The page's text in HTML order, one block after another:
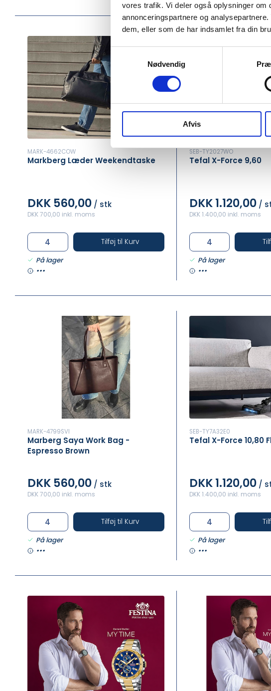
vores trafik. Vi deler også oplysninger om
annonceringspartnere og
dem, eller som de har indsamlet fra din
Nødvendig
Afvis
MARK-4662COW
Markberg Læder Weekendtaske
DKK 560,00 / stk
DKK 700,00 inkl. moms
Tilføj til Kurv
På lager
•••
SEB-TY2027WO
Tefal X-Force 9,60
DKK 1.120,00 /
DKK 1.400,00 inkl. moms
På lager
•••
MARK-4799SVI
Marberg Saya Work Bag -
Espresso Brown
DKK 560,00 / stk
DKK 700,00 inkl. moms
Tilføj til Kurv
På lager
•••
SEB-TY7A32E0
Tefal X-Force 10,80
DKK 1.120,00 /
DKK 1.400,00 inkl. moms
På lager
•••